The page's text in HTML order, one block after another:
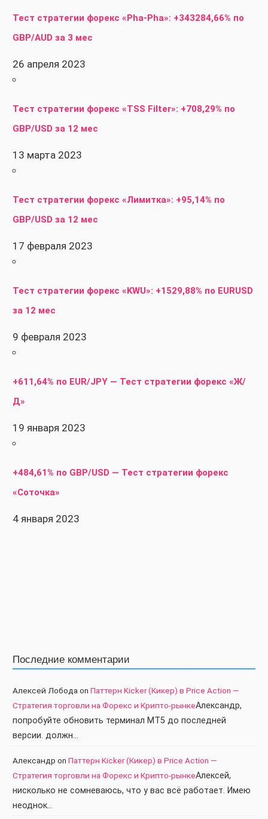
Тест стратегии форекс «Pha-Pha»: +343284,66% по
GBP/AUD за 3 мес
26 апреля 2023
Тест стратегии форекс «TSS Filter»: +708,29% по
GBP/USD за 12 мес
13 марта 2023
Тест стратегии форекс «Лимитка»: +95,14% по
GBP/USD за 12 мес
17 февраля 2023
Тест стратегии форекс «KWU»: +1529,88% по EURUSD
за 12 мес
9 февраля 2023
+611,64% по EUR/JPY — Тест стратегии форекс «Ж/
Д»
19 января 2023
+484,61% по GBP/USD — Тест стратегии форекс
«Соточка»
4 января 2023
Последние комментарии
Алексей Лобода on Паттерн Kicker (Кикер) в Price Action —
Стратегия торговли на Форекс и Крипто-рынкеАлександр,
попробуйте обновить терминал МТ5 до последней
версии. должн…
Александр on Паттерн Kicker (Кикер) в Price Action —
Стратегия торговли на Форекс и Крипто-рынкеАлексей,
нисколько не сомневаюсь, что у вас всё работает. Имею
неоднок…